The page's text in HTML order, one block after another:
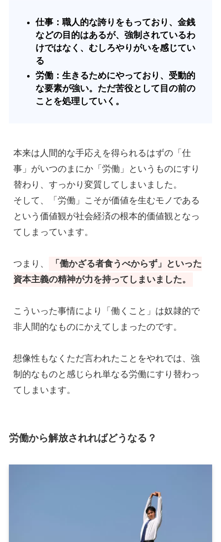
仕事：職人的な誇りをもっており、金銭
などの目的はあるが、強制されているわ
けではなく、むしろやりがいを感じてい
る
労働：生きるためにやっており、受動的
な要素が強い。ただ苦役として目の前の
ことを処理していく。
本来は人間的な手応えを得られるはずの「仕
事」がいつのまにか「労働」というものにすり
替わり、すっかり変質してしまいました。
そして、「労働」こそが価値を生むモノである
という価値観が社会経済の根本的価値観となっ
てしまっています。
つまり、
「働かざる者食うべからず」といった
資本主義の精神が力を持ってしまいました。
こういった事情により「働くこと」は奴隷的で
非人間的なものにかえてしまったのです。
想像性もなくただ言われたことをやれでは、強
制的なものと感じられ単なる労働にすり替わっ
労働から解放されればどうなる？